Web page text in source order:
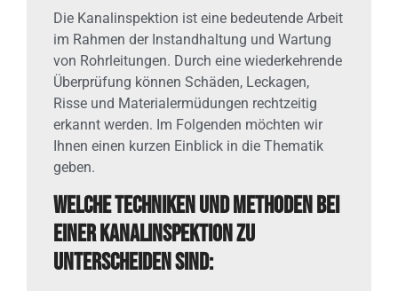
Die Kanalinspektion ist eine bedeutende Arbeit
im Rahmen der Instandhaltung und Wartung
von Rohrleitungen. Durch eine wiederkehrende
Überprüfung können Schäden, Leckagen,
Risse und Materialermüdungen rechtzeitig
erkannt werden. Im Folgenden möchten wir
Ihnen einen kurzen Einblick in die Thematik
geben.
Welche Techniken und Methoden bei
einer Kanalinspektion zu
unterscheiden sind: